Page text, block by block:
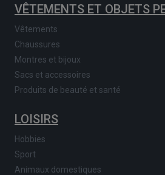
VÊTEMENTS ET OBJETS
Vêtements
Chaussures
Montres et bijoux
Sacs et accessoires
Produits de beauté et santé
LOISIRS
Hobbies
Sport
Animaux domestiques